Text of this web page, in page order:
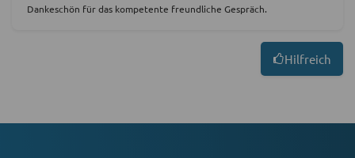
Dankeschön für das kompetente freundliche Gespräch.
Hilfreich